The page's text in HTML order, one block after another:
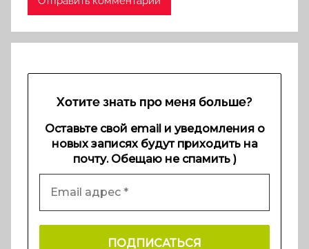
Хотите знать про меня больше?
Оставьте свой email и уведомления о
новых записях будут приходить на
почту. Обещаю не спамить )